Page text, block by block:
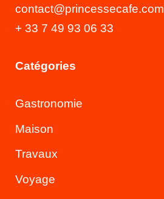
contact@princessecafe.com
+ 33 7 49 93 06 33
Catégories
Gastronomie
Maison
Travaux
Voyage